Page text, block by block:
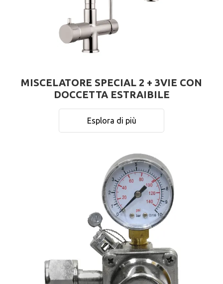
MISCELATORE SPECIAL 2 + 3VIE CON
DOCCETTA ESTRAIBILE
Esplora di più